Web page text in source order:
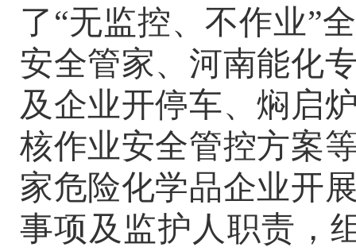
了“无监控、不作业”
安全管家、河南能化
及企业开停车、焖启
核作业安全管控方案
家危险化学品企业开
事项及监护人职责，